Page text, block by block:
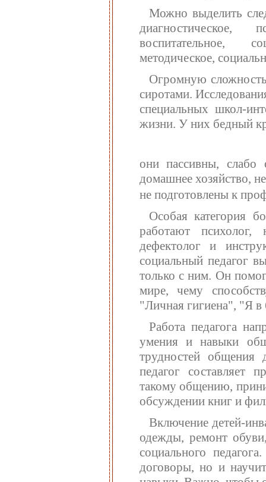
Можно выделить
диагностическое,
воспитательное,
методическое,
Огромную сложность
сиротами.
специальных школ-
жизни. У них бедный
они пассивны,
домашнее хозяйство,
не подготовлены к
Особая категория
работают психолог,
дефектолог и
социальный педагог
только с ним. Он
мире, чему
"Личная гигиена", "Я в
Работа педагога
умения и навыки
трудностей общения
педагог составляет
такому общению,
обсуждении книг и
Включение детей-
одежды, ремонт
социального
договоры, но и